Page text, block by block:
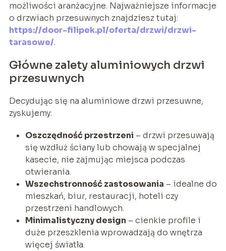
możliwości aranżacyjne. Najważniejsze informacje
o drzwiach przesuwnych znajdziesz tutaj:
https://door-filipek.pl/oferta/drzwi/drzwi-
tarasowe/.
Główne zalety aluminiowych drzwi
przesuwnych
Decydując się na aluminiowe drzwi przesuwne,
zyskujemy:
Oszczędność przestrzeni – drzwi przesuwają
się wzdłuż ściany lub chowają w specjalnej
kasecie, nie zajmując miejsca podczas
otwierania.
Wszechstronność zastosowania – idealne do
mieszkań, biur, restauracji, hoteli czy
przestrzeni handlowych.
Minimalistyczny design – cienkie profile i
duże przeszklenia wprowadzają do wnętrza
więcej światła.